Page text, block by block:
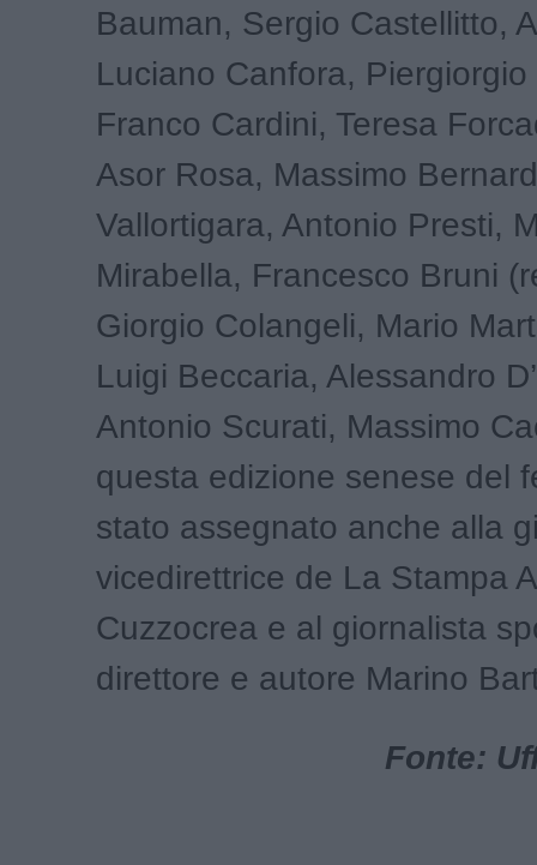
Bauman, Sergio Castellitto,
Luciano Canfora,
Franco Cardini, Teresa
Asor Rosa, Massimo
Vallortigara, Antonio Presti,
Mirabella, Francesco Bruni
Giorgio Colangeli, Mario
Luigi Beccaria, Alessandro
Antonio Scurati, Massimo
questa edizione senese del
stato assegnato anche alla
vicedirettrice de La Stampa
Cuzzocrea e al giornalista
direttore e autore Marino
Fonte: